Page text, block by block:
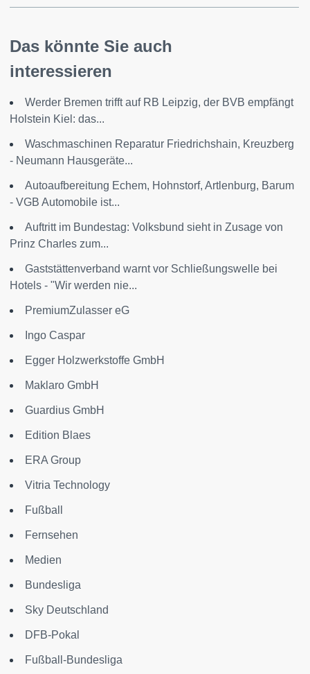
Das könnte Sie auch
interessieren
Werder Bremen trifft auf RB Leipzig, der BVB empfängt
Holstein Kiel: das...
Waschmaschinen Reparatur Friedrichshain, Kreuzberg
- Neumann Hausgeräte...
Autoaufbereitung Echem, Hohnstorf, Artlenburg, Barum
- VGB Automobile ist...
Auftritt im Bundestag: Volksbund sieht in Zusage von
Prinz Charles zum...
Gaststättenverband warnt vor Schließungswelle bei
Hotels - "Wir werden nie...
PremiumZulasser eG
Ingo Caspar
Egger Holzwerkstoffe GmbH
Maklaro GmbH
Guardius GmbH
Edition Blaes
ERA Group
Vitria Technology
Fußball
Fernsehen
Medien
Bundesliga
Sky Deutschland
DFB-Pokal
Fußball-Bundesliga